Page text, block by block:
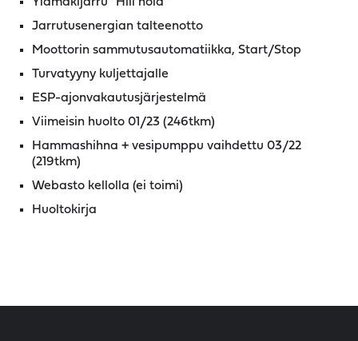
Jarrutusenergian talteenotto
Moottorin sammutusautomatiikka, Start/Stop
Turvatyyny kuljettajalle
ESP-ajonvakautusjärjestelmä
Viimeisin huolto 01/23 (246tkm)
Hammashihna + vesipumppu vaihdettu 03/22
(219tkm)
Webasto kellolla (ei toimi)
Huoltokirja